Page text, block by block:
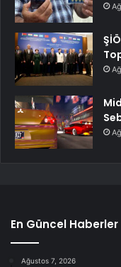
En Güncel Haberler
Ağustos 7, 2026